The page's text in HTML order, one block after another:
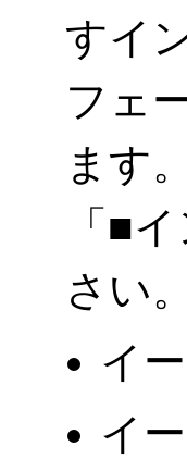
すイ
フェ
ます
「■
さい。
イ
イ